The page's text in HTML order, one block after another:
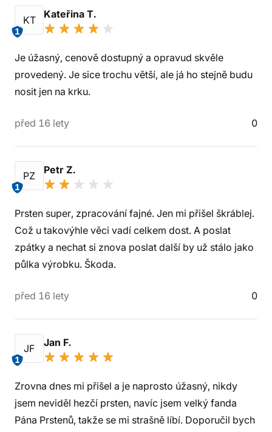
KT
1
Kateřina T.
Je úžasný, cenově dostupný a opravud skvěle
provedený. Je sice trochu větší, ale já ho stejně budu
nosit jen na krku.
před 16 lety 0
PZ
1
Petr Z.
Prsten super, zpracování fajné. Jen mi přišel škráblej.
Což u takovýhle věci vadí celkem dost. A poslat
zpátky a nechat si znova poslat další by už stálo jako
půlka výrobku. Škoda.
před 16 lety 0
JF
1
Jan F.
Zrovna dnes mi přišel a je naprosto úžasný, nikdy
jsem neviděl hezčí prsten, navíc jsem velký fanda
Pána Prstenů, takže se mi strašně líbí. Doporučil bych